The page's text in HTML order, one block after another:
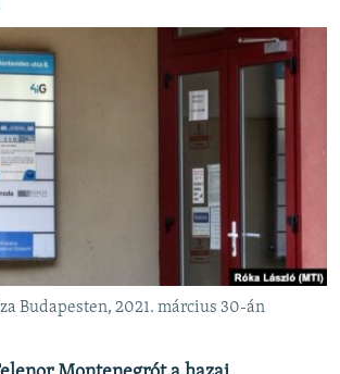
Budapesten, 2021. március 30-án